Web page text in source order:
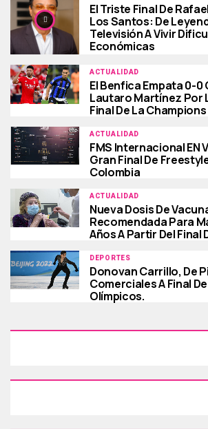
El Triste Final De
Los Santos: De
Televisión A Vivir
Económicas
ACTUALIDAD
El Benfica Empata 0-0
Lautaro Martínez Por
Final De La
ACTUALIDAD
FMS Internacional EN
Gran Final De
Colombia
ACTUALIDAD
Nueva Dosis De
Recomendada Para
Años A Partir Del Final
DEPORTES
Donovan Carrillo, De
Comerciales A Final
Olímpicos.